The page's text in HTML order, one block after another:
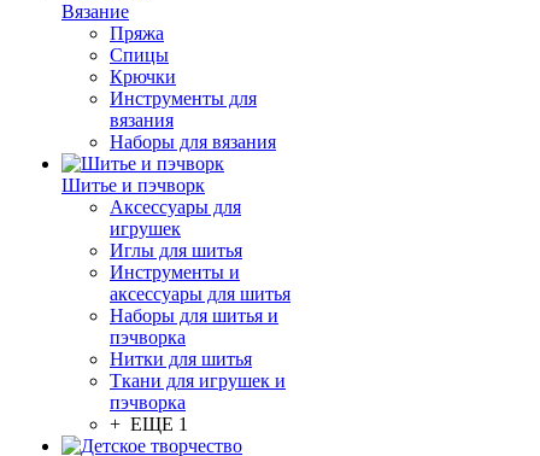
Вязание
Пряжа
Спицы
Крючки
Инструменты для
вязания
Наборы для вязания
Шитье и пэчворк
Аксессуары для
игрушек
Иглы для шитья
Инструменты и
аксессуары для шитья
Наборы для шитья и
пэчворка
Нитки для шитья
Ткани для игрушек и
пэчворка
+ ЕЩЕ 1